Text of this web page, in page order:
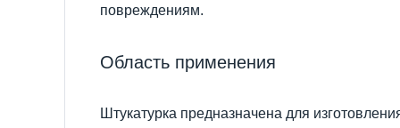
повреждениям.
Область применения
Штукатурка предназначена для